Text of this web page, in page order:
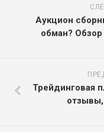
Аукцион
обман?
Трейдинговая